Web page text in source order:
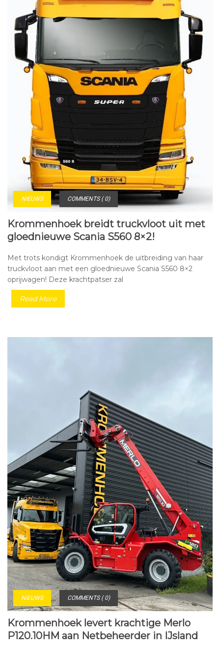
NIEUWS COMMENTS ( 0)
Krommenhoek breidt truckvloot uit met
gloednieuwe Scania S560 8×2!
Met trots kondigt Krommenhoek de uitbreiding van haar
truckvloot aan met een gloednieuwe Scania S560 8×2
oprijwagen! Deze krachtpatser zal
Read More
NIEUWS COMMENTS ( 0)
Krommenhoek levert krachtige Merlo
P120.10HM aan Netbeheerder in IJsland